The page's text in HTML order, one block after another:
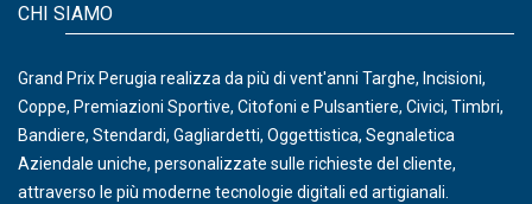
CHI SIAMO
Grand Prix Perugia realizza da più di vent'anni Targhe, Incisioni,
Coppe, Premiazioni Sportive, Citofoni e Pulsantiere, Civici, Timbri,
Bandiere, Stendardi, Gagliardetti, Oggettistica, Segnaletica
Aziendale uniche, personalizzate sulle richieste del cliente,
attraverso le più moderne tecnologie digitali ed artigianali.